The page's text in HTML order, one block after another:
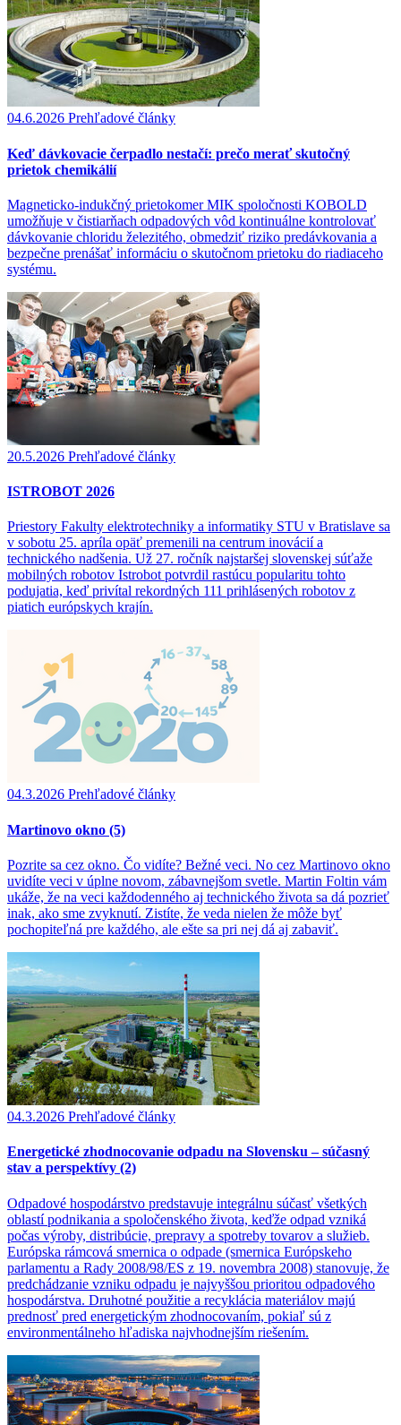
04.6.2026 Prehľadové články
Keď dávkovacie čerpadlo nestačí: prečo merať skutočný
prietok chemikálií
Magneticko-indukčný prietokomer MIK spoločnosti KOBOLD
umožňuje v čistiarňach odpadových vôd kontinuálne kontrolovať
dávkovanie chloridu železitého, obmedziť riziko predávkovania a
bezpečne prenášať informáciu o skutočnom prietoku do riadiaceho
systému.
20.5.2026 Prehľadové články
ISTROBOT 2026
Priestory Fakulty elektrotechniky a informatiky STU v Bratislave sa
v sobotu 25. apríla opäť premenili na centrum inovácií a
technického nadšenia. Už 27. ročník najstaršej slovenskej súťaže
mobilných robotov Istrobot potvrdil rastúcu popularitu tohto
podujatia, keď privítal rekordných 111 prihlásených robotov z
piatich európskych krajín.
04.3.2026 Prehľadové články
Martinovo okno (5)
Pozrite sa cez okno. Čo vidíte? Bežné veci. No cez Martinovo okno
uvidíte veci v úplne novom, zábavnejšom svetle. Martin Foltin vám
ukáže, že na veci každodenného aj technického života sa dá pozrieť
inak, ako sme zvyknutí. Zistíte, že veda nielen že môže byť
pochopiteľná pre každého, ale ešte sa pri nej dá aj zabaviť.
04.3.2026 Prehľadové články
Energetické zhodnocovanie odpadu na Slovensku – súčasný
stav a perspektívy (2)
Odpadové hospodárstvo predstavuje integrálnu súčasť všetkých
oblastí podnikania a spoločenského života, keďže odpad vzniká
počas výroby, distribúcie, prepravy a spotreby tovarov a služieb.
Európska rámcová smernica o odpade (smernica Európskeho
parlamentu a Rady 2008/98/ES z 19. novembra 2008) stanovuje, že
predchádzanie vzniku odpadu je najvyššou prioritou odpadového
hospodárstva. Druhotné použitie a recyklácia materiálov majú
prednosť pred energetickým zhodnocovaním, pokiaľ sú z
environmentálneho hľadiska najvhodnejším riešením.